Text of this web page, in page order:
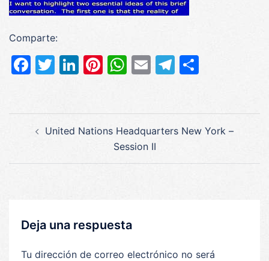
Comparte:
Facebook
Twitter
LinkedIn
Pinterest
WhatsApp
EmailTelegram
United Nations Headquarters New York –
Session II
Deja una respuesta
Tu dirección de correo electrónico no será